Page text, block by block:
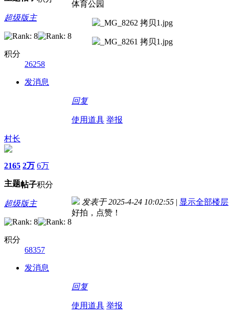
超级版主
积分
26258
发消息
体育公园
回复
使用道具 举报
村长
2165
主题
2万
帖子
6万
积分
超级版主
积分
68357
发消息
发表于 2025-4-24 10:02:55 | 显示全部楼层
好拍，点赞！
回复
使用道具 举报